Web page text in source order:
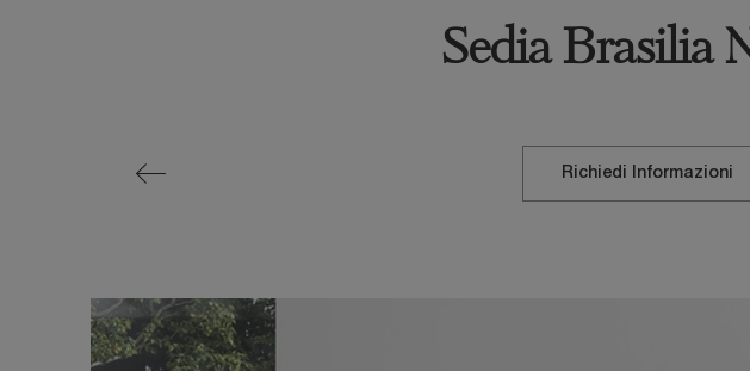
Sedia Brasilia
Richiedi Informazioni